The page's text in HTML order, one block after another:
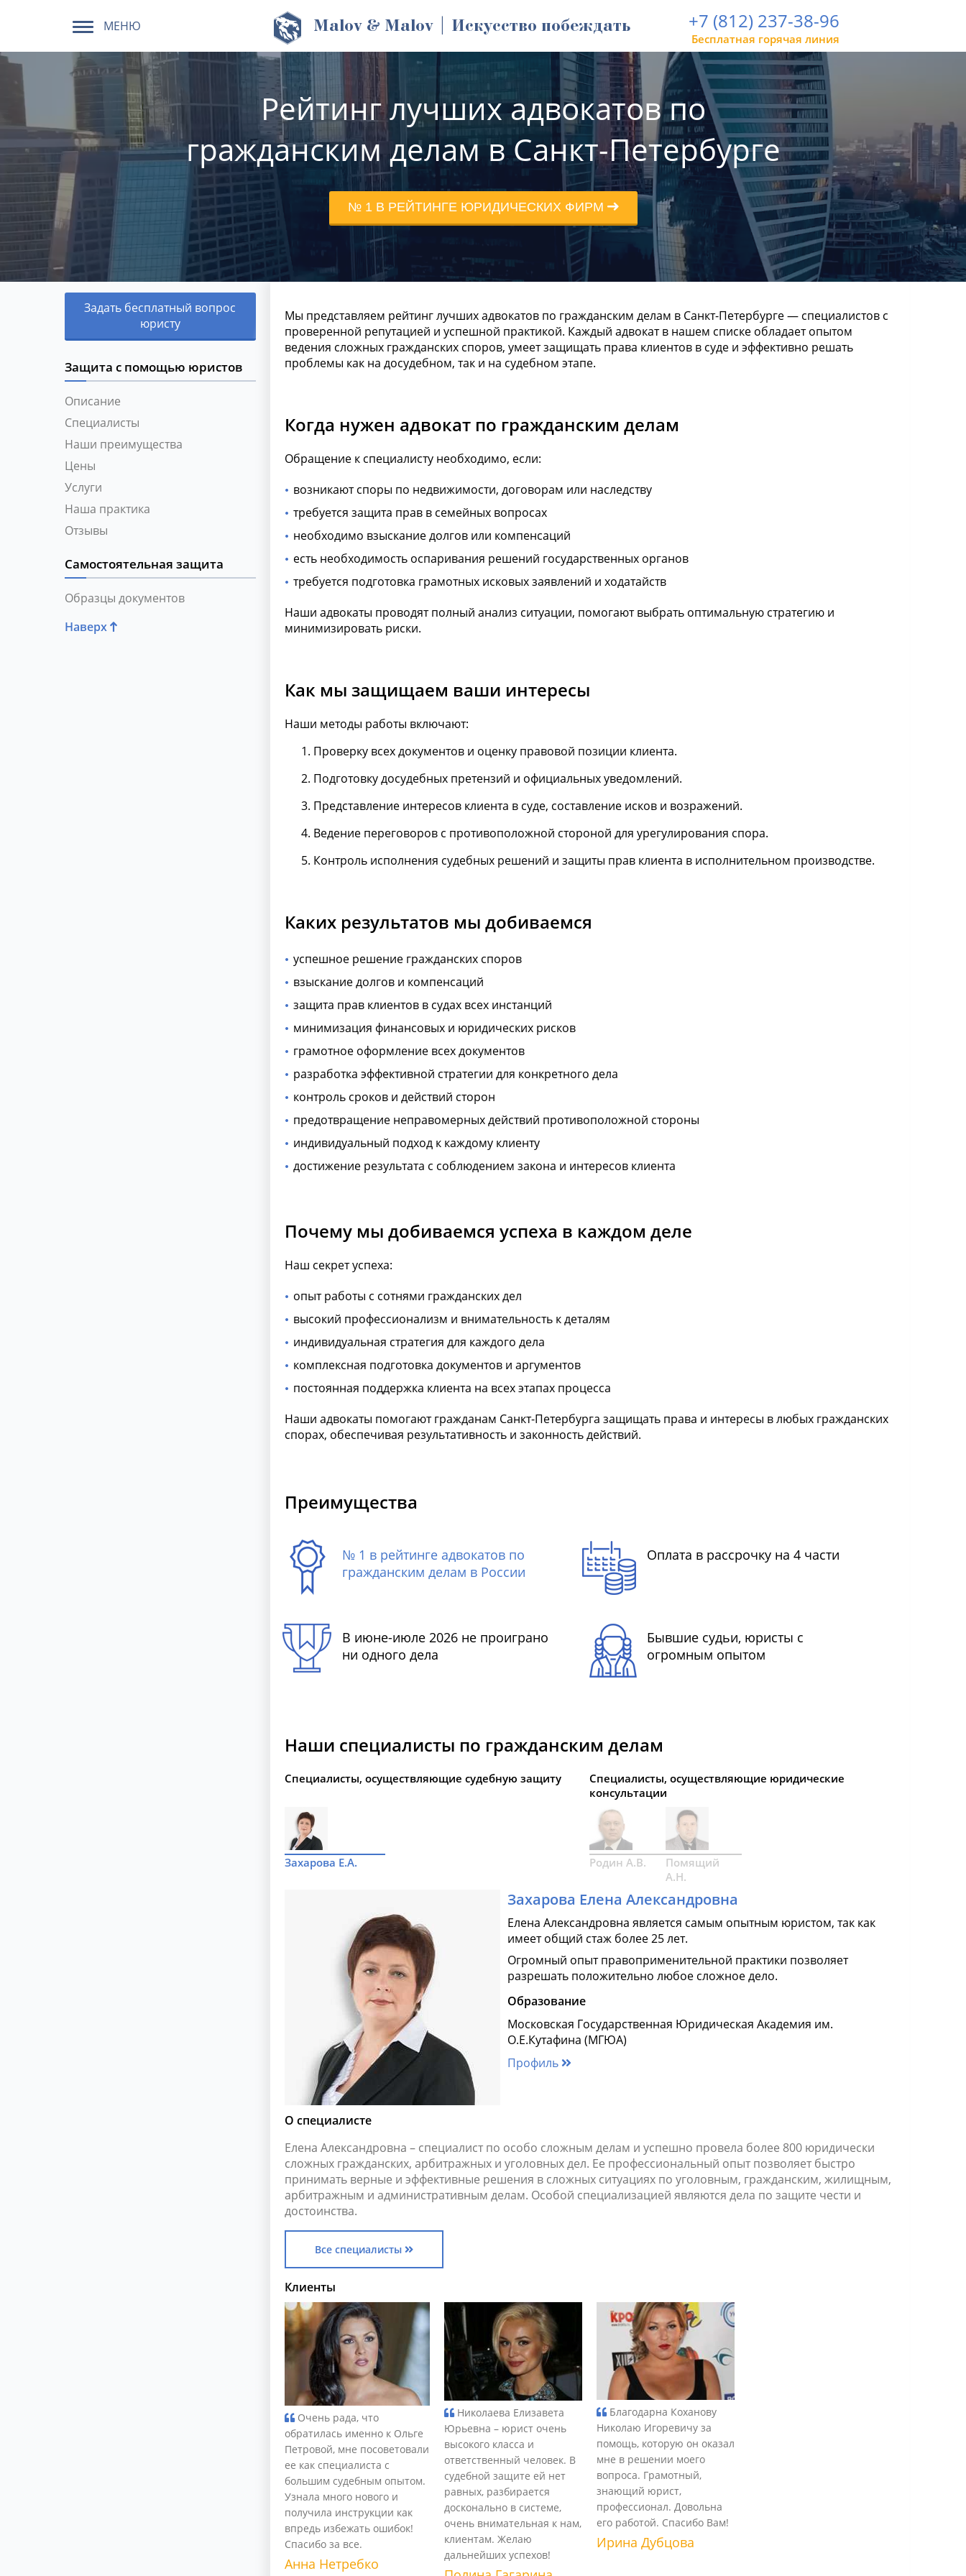
МЕНЮ Malov & Malov | Искусство побеждать +7 (812) 237-38-96
Бесплатная горячая линия
Рейтинг лучших адвокатов по
гражданским делам в Санкт-Петербурге
№ 1 В РЕЙТИНГЕ ЮРИДИЧЕСКИХ ФИРМ
Задать бесплатный вопрос
юристу
Защита с помощью юристов
Описание
Специалисты
Наши преимущества
Цены
Услуги
Наша практика
Отзывы
Самостоятельная защита
Образцы документов
Наверх
Мы представляем рейтинг лучших адвокатов по гражданским делам в Санкт-Петербурге — специалистов с
проверенной репутацией и успешной практикой. Каждый адвокат в нашем списке обладает опытом
ведения сложных гражданских споров, умеет защищать права клиентов в суде и эффективно решать
проблемы как на досудебном, так и на судебном этапе.
Когда нужен адвокат по гражданским делам
Обращение к специалисту необходимо, если:
возникают споры по недвижимости, договорам или наследству
требуется защита прав в семейных вопросах
необходимо взыскание долгов или компенсаций
есть необходимость оспаривания решений государственных органов
требуется подготовка грамотных исковых заявлений и ходатайств
Наши адвокаты проводят полный анализ ситуации, помогают выбрать оптимальную стратегию и
минимизировать риски.
Как мы защищаем ваши интересы
Наши методы работы включают:
Проверку всех документов и оценку правовой позиции клиента.
Подготовку досудебных претензий и официальных уведомлений.
Представление интересов клиента в суде, составление исков и возражений.
Ведение переговоров с противоположной стороной для урегулирования спора.
Контроль исполнения судебных решений и защиты прав клиента в исполнительном производстве.
Каких результатов мы добиваемся
успешное решение гражданских споров
взыскание долгов и компенсаций
защита прав клиентов в судах всех инстанций
минимизация финансовых и юридических рисков
грамотное оформление всех документов
разработка эффективной стратегии для конкретного дела
контроль сроков и действий сторон
предотвращение неправомерных действий противоположной стороны
индивидуальный подход к каждому клиенту
достижение результата с соблюдением закона и интересов клиента
Почему мы добиваемся успеха в каждом деле
Наш секрет успеха:
опыт работы с сотнями гражданских дел
высокий профессионализм и внимательность к деталям
индивидуальная стратегия для каждого дела
комплексная подготовка документов и аргументов
постоянная поддержка клиента на всех этапах процесса
Наши адвокаты помогают гражданам Санкт-Петербурга защищать права и интересы в любых гражданских
спорах, обеспечивая результативность и законность действий.
Преимущества
№ 1 в рейтинге адвокатов по
гражданским делам в России
Оплата в рассрочку на 4 части
В июне-июле 2026 не проиграно
ни одного дела
Бывшие судьи, юристы с
огромным опытом
Наши специалисты по гражданским делам
Специалисты, осуществляющие судебную защиту
Захарова Е.А.
Специалисты, осуществляющие юридические
консультации
Родин А.В.
Помящий
А.Н.
Захарова Елена Александровна
Елена Александровна является самым опытным юристом, так как
имеет общий стаж более 25 лет.
Огромный опыт правоприменительной практики позволяет
разрешать положительно любое сложное дело.
Образование
Московская Государственная Юридическая Академия им.
О.Е.Кутафина (МГЮА)
Профиль
О специалисте
Елена Александровна – специалист по особо сложным делам и успешно провела более 800 юридически
сложных гражданских, арбитражных и уголовных дел. Ее профессиональный опыт позволяет быстро
принимать верные и эффективные решения в сложных ситуациях по уголовным, гражданским, жилищным,
арбитражным и административным делам. Особой специализацией являются дела по защите чести и
достоинства.
Все специалисты
Клиенты
Очень рада, что
обратилась именно к Ольге
Петровой, мне посоветовали
ее как специалиста с
большим судебным опытом.
Узнала много нового и
получила инструкции как
впредь избежать ошибок!
Спасибо за все.
Анна Нетребко
Николаева Елизавета
Юрьевна – юрист очень
высокого класса и
ответственный человек. В
судебной защите ей нет
равных, разбирается
досконально в системе,
очень внимательная к нам,
клиентам. Желаю
дальнейших успехов!
Благодарна Коханову
Николаю Игоревичу за
помощь, которую он оказал
мне в решении моего
вопроса. Грамотный,
знающий юрист,
профессионал. Довольна
его работой. Спасибо Вам!
Ирина Дубцова